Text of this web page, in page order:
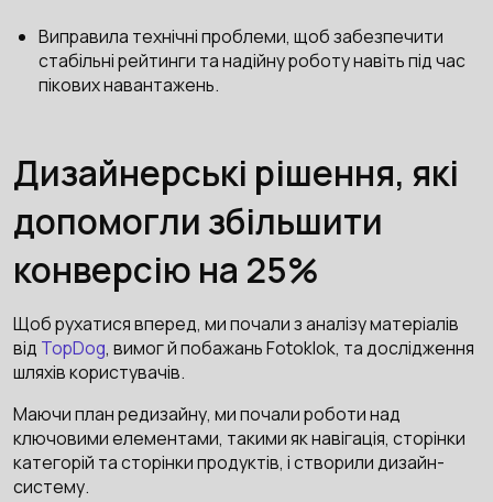
Виправила технічні проблеми, щоб забезпечити
стабільні рейтинги та надійну роботу навіть під час
пікових навантажень.
Дизайнерські рішення, які
допомогли збільшити
конверсію на 25%
Щоб рухатися вперед, ми почали з аналізу матеріалів
від TopDog, вимог й побажань Fotoklok, та дослідження
шляхів користувачів.
Маючи план редизайну, ми почали роботи над
ключовими елементами, такими як навігація, сторінки
категорій та сторінки продуктів, і створили дизайн-
систему.